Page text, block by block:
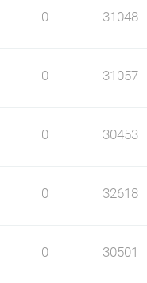
0 31048
0 31057
0 30453
0 32618
0 30501